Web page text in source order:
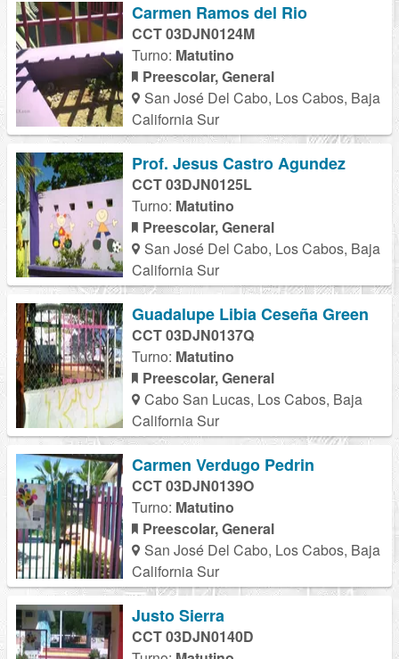
Carmen Ramos del Rio
CCT 03DJN0124M
Turno: Matutino
Preescolar, General
San José Del Cabo, Los Cabos, Baja
California Sur
Prof. Jesus Castro Agundez
CCT 03DJN0125L
Turno: Matutino
Preescolar, General
San José Del Cabo, Los Cabos, Baja
California Sur
Guadalupe Libia Ceseña Green
CCT 03DJN0137Q
Turno: Matutino
Preescolar, General
Cabo San Lucas, Los Cabos, Baja
California Sur
Carmen Verdugo Pedrin
CCT 03DJN0139O
Turno: Matutino
Preescolar, General
San José Del Cabo, Los Cabos, Baja
California Sur
Justo Sierra
CCT 03DJN0140D